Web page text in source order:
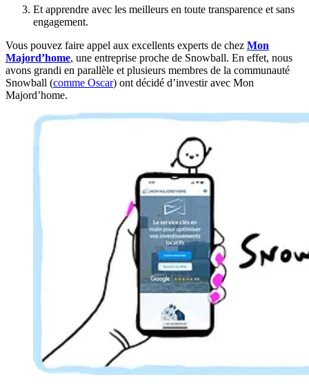
Et apprendre avec les meilleurs en toute transparence et sans
engagement.
Vous pouvez faire appel aux excellents experts de chez Mon
Majord’home, une entreprise proche de Snowball. En effet, nous
avons grandi en parallèle et plusieurs membres de la communauté
Snowball (comme Oscar) ont décidé d’investir avec Mon
Majord’home.